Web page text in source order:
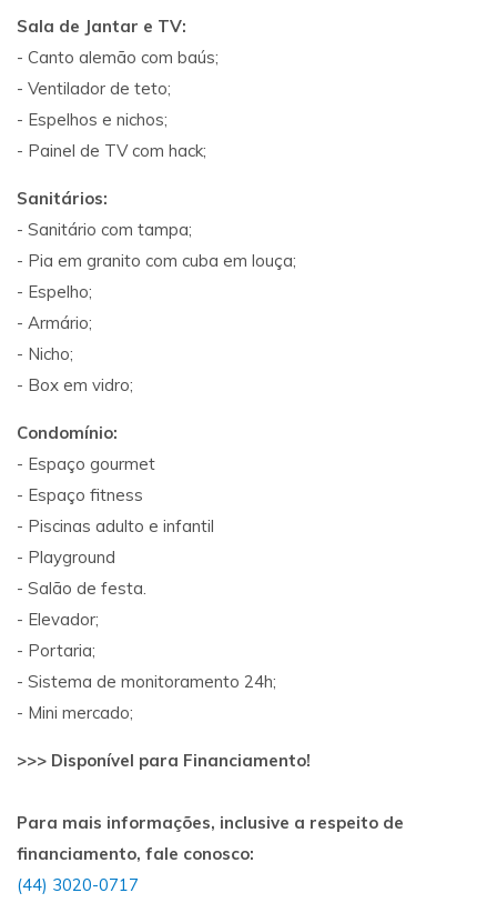
Sala de Jantar e TV:
- Canto alemão com baús;
- Ventilador de teto;
- Espelhos e nichos;
- Painel de TV com hack;
Sanitários:
- Sanitário com tampa;
- Pia em granito com cuba em louça;
- Espelho;
- Armário;
- Nicho;
- Box em vidro;
Condomínio:
- Espaço gourmet
- Espaço fitness
- Piscinas adulto e infantil
- Playground
- Salão de festa.
- Elevador;
- Portaria;
- Sistema de monitoramento 24h;
- Mini mercado;
>>> Disponível para Financiamento!
Para mais informações, inclusive a respeito de
financiamento, fale conosco:
(44) 3020-0717